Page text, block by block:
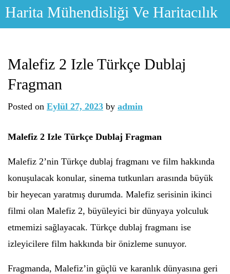
Skip
Harita Mühendisliği Ve Haritacılık
Malefiz 2 Izle Türkçe Dublaj
Fragman
Posted on Eylül 27, 2023 by admin
Malefiz 2 Izle Türkçe Dublaj Fragman
Malefiz 2’nin Türkçe dublaj fragmanı ve film hakkında
konuşulacak konular, sinema tutkunları arasında büyük
bir heyecan yaratmış durumda. Malefiz serisinin ikinci
filmi olan Malefiz 2, büyüleyici bir dünyaya yolculuk
etmemizi sağlayacak. Türkçe dublaj fragmanı ise
izleyicilere film hakkında bir önizleme sunuyor.
Fragmanda, Malefiz’in güçlü ve karanlık dünyasına geri